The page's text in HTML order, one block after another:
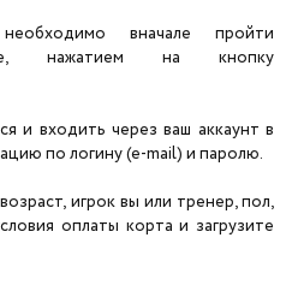
вначале пройти
нажатием на кнопку
и входить через ваш аккаунт в
по логину (e-mail) и паролю.
игрок вы или тренер, пол,
оплаты корта и загрузите